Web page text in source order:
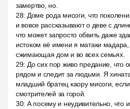
замертво, но.
28: Доме рода мисоги, что
и вовсе рассказывают о деве с
что может запросто обвить даже
истоком её имени я матаки мадара,
сжимающая дом и во всех семьях.
29: До сих пор живо предание, что
рядом и следит за людьми. Я
младший братец каору мисоги,
смотрителей за горой.
30: А посему и неудивительно, что